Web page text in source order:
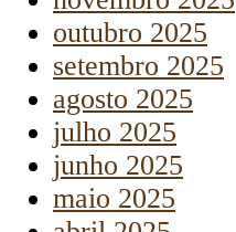
outubro 2025
setembro 2025
agosto 2025
julho 2025
junho 2025
maio 2025